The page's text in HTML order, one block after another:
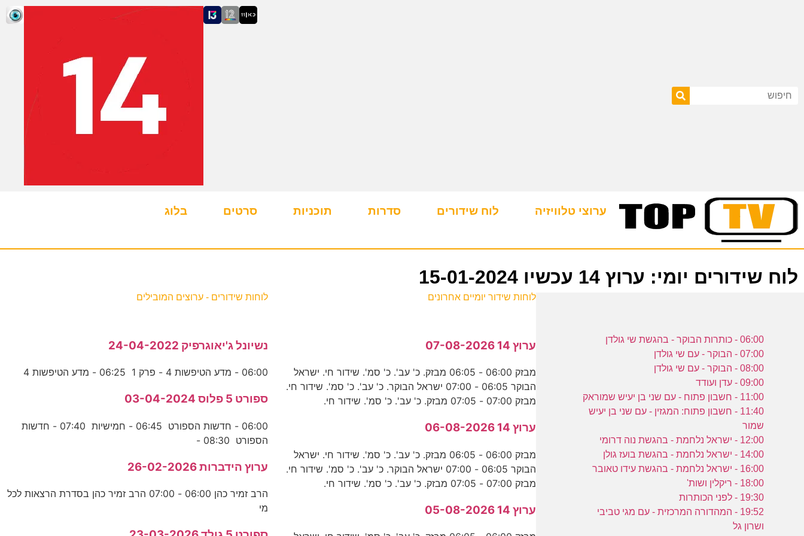
ערוצי טלוויזיה לוח שידורים סדרות תוכניות סרטים בלוג
לוח שידורים יומי: ערוץ 14 עכשיו 15-01-2024
06:00 - כותרות הבוקר - בהגשת שי גולדן
07:00 - הבוקר - עם שי גולדן
08:00 - הבוקר - עם שי גולדן
09:00 - עדן ועודד
11:00 - חשבון פתוח - עם שני בן יעיש שמוראק
11:40 - חשבון פתוח: המגזין - עם שני בן יעיש
שמור
12:00 - ישראל נלחמת - בהגשת נוה דרומי
14:00 - ישראל נלחמת - בהגשת בועז גולן
16:00 - ישראל נלחמת - בהגשת עידו טאובר
18:00 - ריקלין ושות'
19:30 - לפני הכותרות
19:52 - המהדורה המרכזית - עם מגי טביבי
ושרון גל
לוחות שידור יומיים אחרונים
ערוץ 14 07-08-2026
מבזק 06:00 - 06:05 מבזק. כ' עב'. כ' סמ'. שידור חי. ישראל
הבוקר 06:05 - 07:00 ישראל הבוקר. כ' עב'. כ' סמ'. שידור חי.
מבזק 07:00 - 07:05 מבזק. כ' עב'. כ' סמ'. שידור חי.
ערוץ 14 06-08-2026
מבזק 06:00 - 06:05 מבזק. כ' עב'. כ' סמ'. שידור חי. ישראל
הבוקר 06:05 - 07:00 ישראל הבוקר. כ' עב'. כ' סמ'. שידור חי.
מבזק 07:00 - 07:05 מבזק. כ' עב'. כ' סמ'. שידור חי.
ערוץ 14 05-08-2026
לוחות שידורים - ערוצים המובילים
נשיונל ג'יאוגרפיק 24-04-2022
06:00 - מדע הטיפשות 4 - פרק 1 06:25 - מדע הטיפשות 4
ספורט 5 פלוס 03-04-2024
06:00 - חדשות הספורט 06:45 - חמישיות 07:40 - חדשות
הספורט 08:30 -
ערוץ הידברות 26-02-2026
הרב זמיר כהן 06:00 - 07:00 הרב זמיר כהן בסדרת הרצאות לכל
מי